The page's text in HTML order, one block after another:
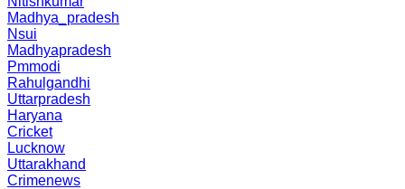
Madhya_pradesh
Nsui
Madhyapradesh
Pmmodi
Rahulgandhi
Uttarpradesh
Haryana
Cricket
Lucknow
Uttarakhand
Crimenews